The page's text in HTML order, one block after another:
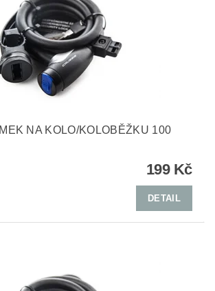
NA KOLO/KOLOBĚŽKU 100
199 Kč
DETAIL